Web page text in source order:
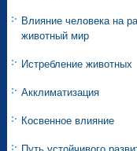
Влияние человека на
животный мир
Истребление животных
Акклиматизация
Косвенное влияние